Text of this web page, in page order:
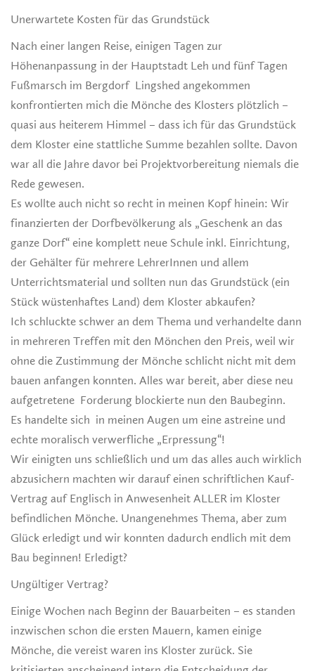
Unerwartete Kosten für das Grundstück
Nach einer langen Reise, einigen Tagen zur
Höhenanpassung in der Hauptstadt Leh und fünf Tagen
Fußmarsch im Bergdorf Lingshed angekommen
konfrontierten mich die Mönche des Klosters plötzlich –
quasi aus heiterem Himmel – dass ich für das Grundstück
dem Kloster eine stattliche Summe bezahlen sollte. Davon
war all die Jahre davor bei Projektvorbereitung niemals die
Rede gewesen.
Es wollte auch nicht so recht in meinen Kopf hinein: Wir
finanzierten der Dorfbevölkerung als „Geschenk an das
ganze Dorf“ eine komplett neue Schule inkl. Einrichtung,
der Gehälter für mehrere LehrerInnen und allem
Unterrichtsmaterial und sollten nun das Grundstück (ein
Stück wüstenhaftes Land) dem Kloster abkaufen?
Ich schluckte schwer an dem Thema und verhandelte dann
in mehreren Treffen mit den Mönchen den Preis, weil wir
ohne die Zustimmung der Mönche schlicht nicht mit dem
bauen anfangen konnten. Alles war bereit, aber diese neu
aufgetretene Forderung blockierte nun den Baubeginn.
Es handelte sich in meinen Augen um eine astreine und
echte moralisch verwerfliche „Erpressung“!
Wir einigten uns schließlich und um das alles auch wirklich
abzusichern machten wir darauf einen schriftlichen Kauf-
Vertrag auf Englisch in Anwesenheit ALLER im Kloster
befindlichen Mönche. Unangenehmes Thema, aber zum
Glück erledigt und wir konnten dadurch endlich mit dem
Bau beginnen! Erledigt?
Ungültiger Vertrag?
Einige Wochen nach Beginn der Bauarbeiten – es standen
inzwischen schon die ersten Mauern, kamen einige
Mönche, die vereist waren ins Kloster zurück. Sie